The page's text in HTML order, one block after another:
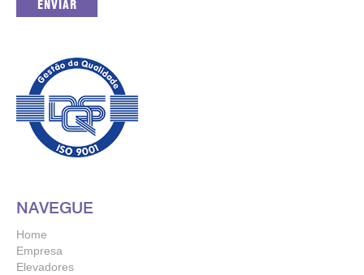
NAVEGUE
Home
Empresa
Elevadores